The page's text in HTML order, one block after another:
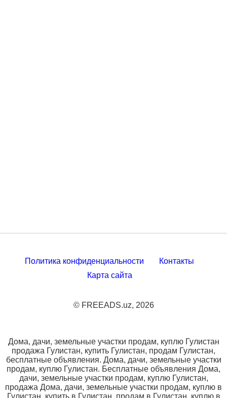
Политика конфиденциальности
Контакты
Карта сайта
© FREEADS.uz, 2026
Дома, дачи, земельные участки продам, куплю Гулистан
продажа Гулистан, купить Гулистан, продам Гулистан,
бесплатные объявления. Дома, дачи, земельные участки
продам, куплю Гулистан. Бесплатные объявления Дома,
дачи, земельные участки продам, куплю Гулистан,
продажа Дома, дачи, земельные участки продам, куплю в
Гулистан, купить в Гулистан, продам в Гулистан, куплю в